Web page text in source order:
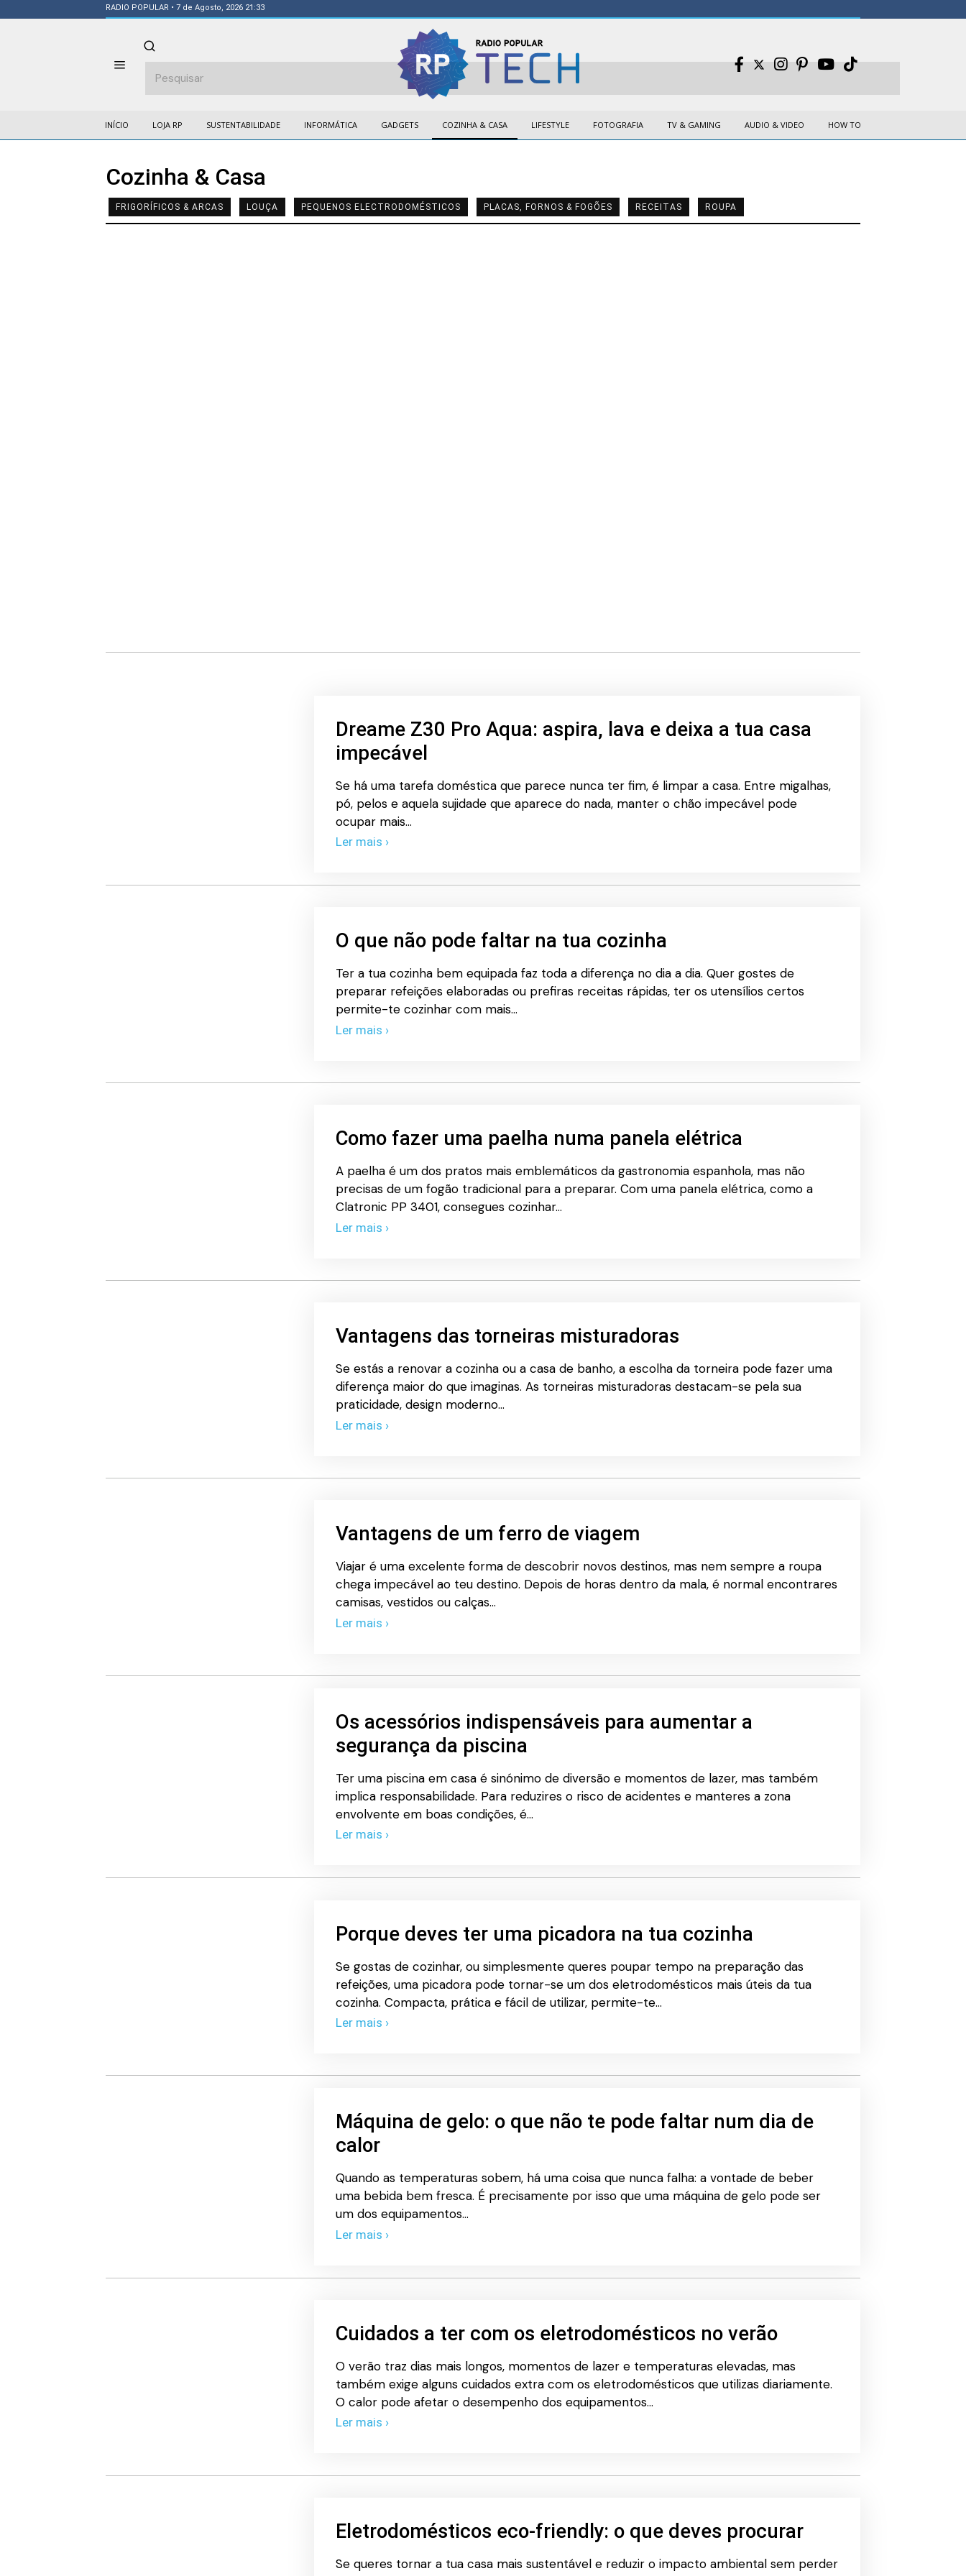
RADIO POPULAR • 7 de Agosto, 2026 21:33
INÍCIO LOJA RP SUSTENTABILIDADE INFORMÁTICA GADGETS COZINHA & CASA LIFESTYLE FOTOGRAFIA TV & GAMING AUDIO & VIDEO HOW TO
Cozinha & Casa
FRIGORÍFICOS & ARCAS LOUÇA PEQUENOS ELECTRODOMÉSTICOS PLACAS, FORNOS & FOGÕES RECEITAS ROUPA
Dreame Z30 Pro Aqua: aspira, lava e deixa a tua casa
impecável
Se há uma tarefa doméstica que parece nunca ter fim, é limpar a casa. Entre migalhas,
pó, pelos e aquela sujidade que aparece do nada, manter o chão impecável pode
ocupar mais…
Ler mais ›
O que não pode faltar na tua cozinha
Ter a tua cozinha bem equipada faz toda a diferença no dia a dia. Quer gostes de
preparar refeições elaboradas ou prefiras receitas rápidas, ter os utensílios certos
permite-te cozinhar com mais…
Ler mais ›
Como fazer uma paelha numa panela elétrica
A paelha é um dos pratos mais emblemáticos da gastronomia espanhola, mas não
precisas de um fogão tradicional para a preparar. Com uma panela elétrica, como a
Clatronic PP 3401, consegues cozinhar…
Ler mais ›
Vantagens das torneiras misturadoras
Se estás a renovar a cozinha ou a casa de banho, a escolha da torneira pode fazer uma
diferença maior do que imaginas. As torneiras misturadoras destacam-se pela sua
praticidade, design moderno…
Ler mais ›
Vantagens de um ferro de viagem
Viajar é uma excelente forma de descobrir novos destinos, mas nem sempre a roupa
chega impecável ao teu destino. Depois de horas dentro da mala, é normal encontrares
camisas, vestidos ou calças…
Ler mais ›
Os acessórios indispensáveis para aumentar a
segurança da piscina
Ter uma piscina em casa é sinónimo de diversão e momentos de lazer, mas também
implica responsabilidade. Para reduzires o risco de acidentes e manteres a zona
envolvente em boas condições, é…
Ler mais ›
Porque deves ter uma picadora na tua cozinha
Se gostas de cozinhar, ou simplesmente queres poupar tempo na preparação das
refeições, uma picadora pode tornar-se um dos eletrodomésticos mais úteis da tua
cozinha. Compacta, prática e fácil de utilizar, permite-te…
Ler mais ›
Máquina de gelo: o que não te pode faltar num dia de
calor
Quando as temperaturas sobem, há uma coisa que nunca falha: a vontade de beber
uma bebida bem fresca. É precisamente por isso que uma máquina de gelo pode ser
um dos equipamentos…
Ler mais ›
Cuidados a ter com os eletrodomésticos no verão
O verão traz dias mais longos, momentos de lazer e temperaturas elevadas, mas
também exige alguns cuidados extra com os eletrodomésticos que utilizas diariamente.
O calor pode afetar o desempenho dos equipamentos…
Ler mais ›
Eletrodomésticos eco-friendly: o que deves procurar
Se queres tornar a tua casa mais sustentável e reduzir o impacto ambiental sem perder